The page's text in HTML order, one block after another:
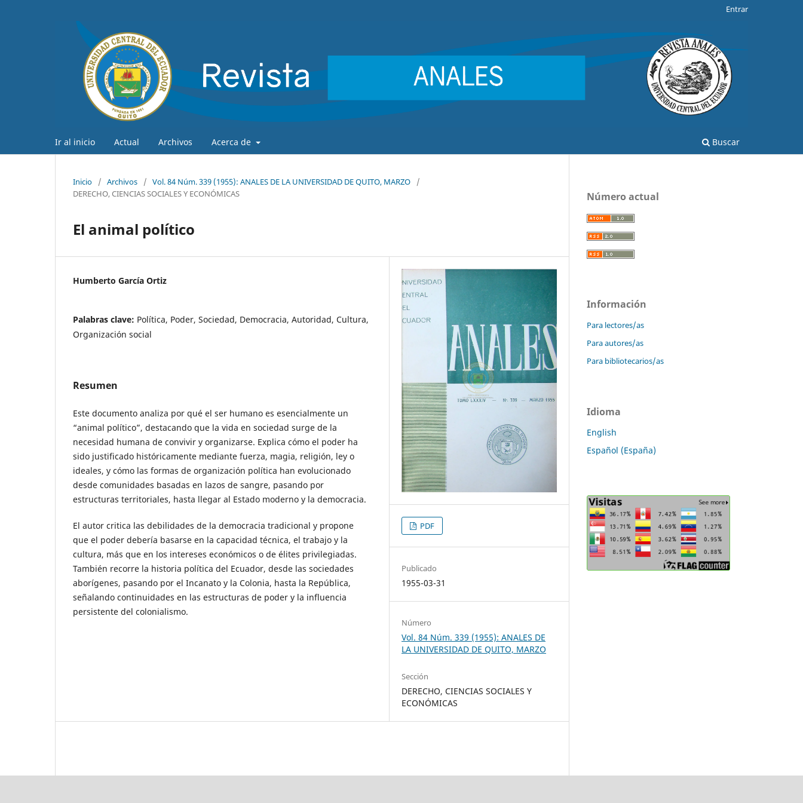
Ir al inicio Actual Archivos Acerca de Buscar
Entrar
Inicio / Archivos / Vol. 84 Núm. 339 (1955): ANALES DE LA UNIVERSIDAD DE QUITO, MARZO
/
DERECHO, CIENCIAS SOCIALES Y ECONÓMICAS
El animal político
Humberto García Ortiz
Palabras clave: Política, Poder, Sociedad, Democracia, Autoridad, Cultura,
Organización social
Resumen
Este documento analiza por qué el ser humano es esencialmente un
“animal político”, destacando que la vida en sociedad surge de la
necesidad humana de convivir y organizarse. Explica cómo el poder ha
sido justificado históricamente mediante fuerza, magia, religión, ley o
ideales, y cómo las formas de organización política han evolucionado
desde comunidades basadas en lazos de sangre, pasando por
estructuras territoriales, hasta llegar al Estado moderno y la democracia.
El autor critica las debilidades de la democracia tradicional y propone
que el poder debería basarse en la capacidad técnica, el trabajo y la
cultura, más que en los intereses económicos o de élites privilegiadas.
También recorre la historia política del Ecuador, desde las sociedades
aborígenes, pasando por el Incanato y la Colonia, hasta la República,
señalando continuidades en las estructuras de poder y la influencia
persistente del colonialismo.
PDF
Publicado
1955-03-31
Número
Vol. 84 Núm. 339 (1955): ANALES DE
LA UNIVERSIDAD DE QUITO, MARZO
Sección
DERECHO, CIENCIAS SOCIALES Y
ECONÓMICAS
Número actual
Información
Para lectores/as
Para autores/as
Para bibliotecarios/as
Idioma
English
Español (España)